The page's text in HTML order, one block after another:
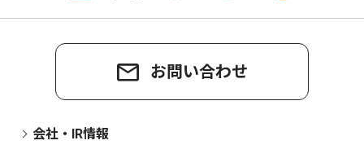
お問い合わせ
会社・IR情報